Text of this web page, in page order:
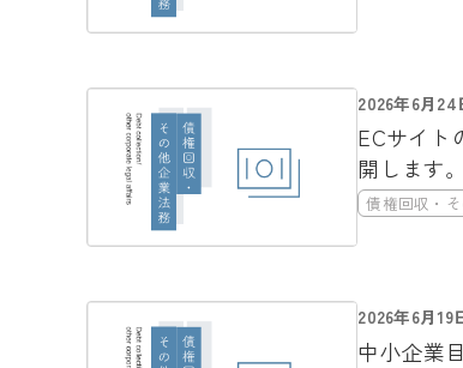
2026年6月24
ECサイト
開します。
債権回収・
2026年6月19
中小企業